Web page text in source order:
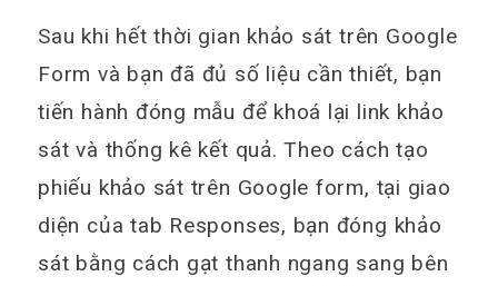
khảo sát và kết thúc
Sau khi hết thời gian khảo sát trên Google
Form và bạn đã đủ số liệu cần thiết, bạn
tiến hành đóng mẫu để khoá lại link khảo
sát và thống kê kết quả. Theo cách tạo
phiếu khảo sát trên Google form, tại giao
diện của tab Responses, bạn đóng khảo
sát bằng cách gạt thanh ngang sang bên